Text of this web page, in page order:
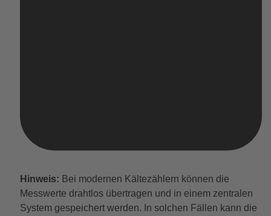
Hinweis: Bei modernen Kältezählern können die
Messwerte drahtlos übertragen und in einem zentralen
System gespeichert werden. In solchen Fällen kann die